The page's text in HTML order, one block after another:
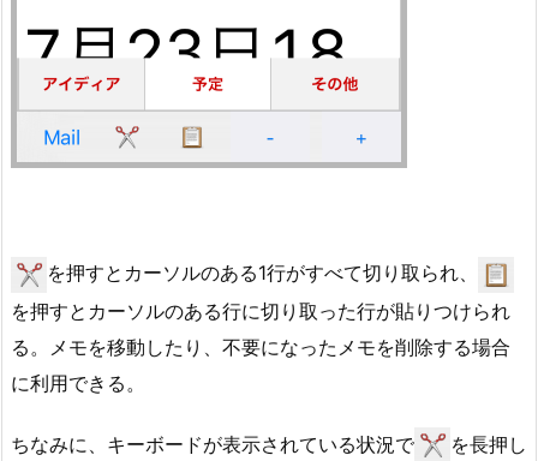
を押すとカーソルのある1行がすべて切り取られ、
を押すとカーソルのある行に切り取った行が貼りつけられ
る。メモを移動したり、不要になったメモを削除する場合
に利用できる。
ちなみに、キーボードが表示されている状況で
を長押し